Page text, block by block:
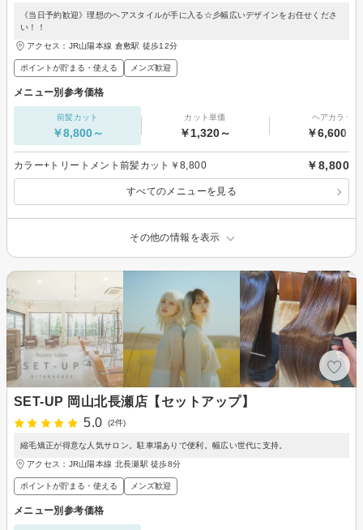
《当日予約歓迎》理想のヘアスタイルが手に入る☆彡幅広いデザインをお任せくださ
い！！
アクセス：JR山陽本線 倉敷駅 徒歩12分
ポイントが貯まる・使える メンズ歓迎
メニュー別参考価格
前髪カット
￥8,800～
カット単価
￥1,320～
ヘアカラー
￥6,600～
カラー+トリートメント前髪カット￥8,800 ￥8,800
すべてのメニューを見る
その他の情報を表示
SET-UP 岡山北長瀬店【セットアップ】
5.0
(2件)
縮毛矯正が得意な人気サロン。駐車場ありで便利。幅広い世代に支持。
アクセス：JR山陽本線 北長瀬駅 徒歩8分
ポイントが貯まる・使える メンズ歓迎
メニュー別参考価格